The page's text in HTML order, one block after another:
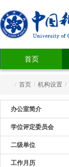
首页
/ 首页 / 机构设置 /
办公室简介
学位评定委员会
二级单位
工作月历